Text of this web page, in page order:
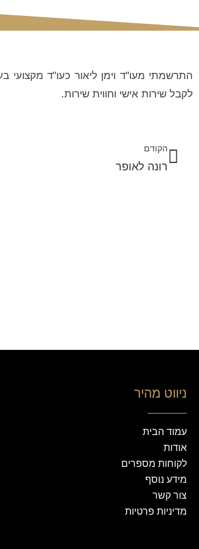
התרשמתי מעו"ד וימן ליאור כעו"ד מקצועי
לקבל שירות אישי וחווית שירות.
הקודם
רונה לאופר
ניווט מהיר
עמוד הבית
אודות
לקוחות מספרים
מידע נוסף
צור קשר
מדיניות פרטיות